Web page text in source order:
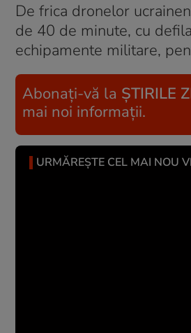
De frica dronelor
de 40 de minute, cu
echipamente militare,
Abonați-vă la ȘTIRILE
mai noi informații.
URMĂREȘTE CEL MAI NOU